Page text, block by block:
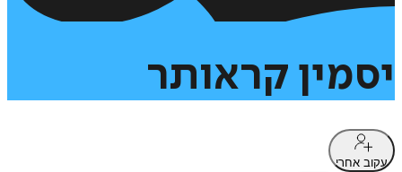
יסמין קראותר
עקוב אחרי